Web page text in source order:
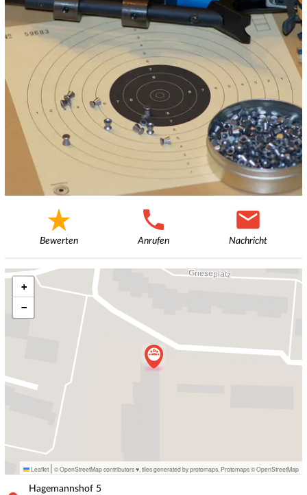
Bewerten Anrufen Nachricht
+
−
Leaflet | © OpenStreetMap contributors ♥, tiles generated by protomaps Protomaps©OpenStreetMap
Hagemannshof 5